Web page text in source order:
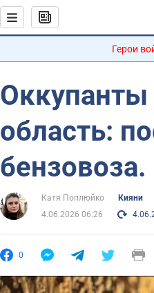
Герои
Оккупанты
область:
Катя Поплюйко
Кияни
4.06.2026 06:26
0